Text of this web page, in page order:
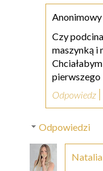
Anonimowy
Czy
maszynką i
pierwszego
Odpowiedz
Odpowiedzi